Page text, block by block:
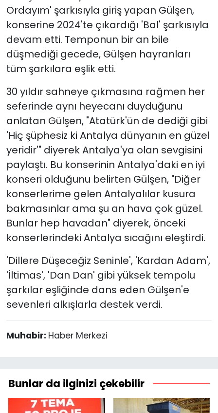
Ordayım' şarkısıyla giriş yapan Gülşen,
konserine 2024'te çıkardığı 'Bal' şarkısıyla
devam etti. Temponun bir an bile
düşmediği gecede, Gülşen hayranları
tüm şarkılara eşlik etti.
30 yıldır sahneye çıkmasına rağmen her
seferinde aynı heyecanı duyduğunu
anlatan Gülşen, "Atatürk'ün de dediği gibi
'Hiç şüphesiz ki Antalya dünyanın en güzel
yeridir'" diyerek Antalya'ya olan sevgisini
paylaştı. Bu konserinin Antalya'daki en iyi
konseri olduğunu belirten Gülşen, "Diğer
konserlerime gelen Antalyalılar kusura
bakmasınlar ama şu an hava çok güzel.
Bunlar hep havadan" diyerek, önceki
konserlerindeki Antalya sıcağını eleştirdi.
'Dillere Düşeceğiz Seninle', 'Kardan Adam',
'İltimas', 'Dan Dan' gibi yüksek tempolu
şarkılar eşliğinde dans eden Gülşen'e
sevenleri alkışlarla destek verdi.
Muhabir: Haber Merkezi
Bunlar da ilginizi çekebilir